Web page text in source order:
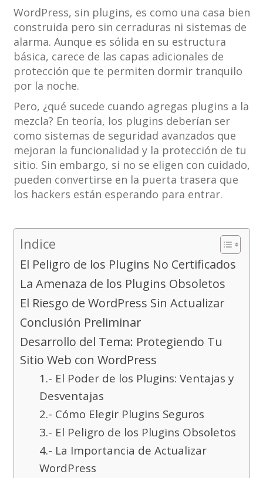
WordPress, sin plugins, es como una casa bien
construida pero sin cerraduras ni sistemas de
alarma. Aunque es sólida en su estructura
básica, carece de las capas adicionales de
protección que te permiten dormir tranquilo
por la noche.
Pero, ¿qué sucede cuando agregas plugins a la
mezcla? En teoría, los plugins deberían ser
como sistemas de seguridad avanzados que
mejoran la funcionalidad y la protección de tu
sitio. Sin embargo, si no se eligen con cuidado,
pueden convertirse en la puerta trasera que
los hackers están esperando para entrar.
Indice
El Peligro de los Plugins No Certificados
La Amenaza de los Plugins Obsoletos
El Riesgo de WordPress Sin Actualizar
Conclusión Preliminar
Desarrollo del Tema: Protegiendo Tu
Sitio Web con WordPress
1.- El Poder de los Plugins: Ventajas y
Desventajas
2.- Cómo Elegir Plugins Seguros
3.- El Peligro de los Plugins Obsoletos
4.- La Importancia de Actualizar
WordPress